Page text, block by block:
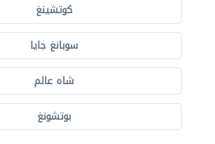
كوتشينغ
سوبانغ جايا
شاه عالم
بوتشونغ